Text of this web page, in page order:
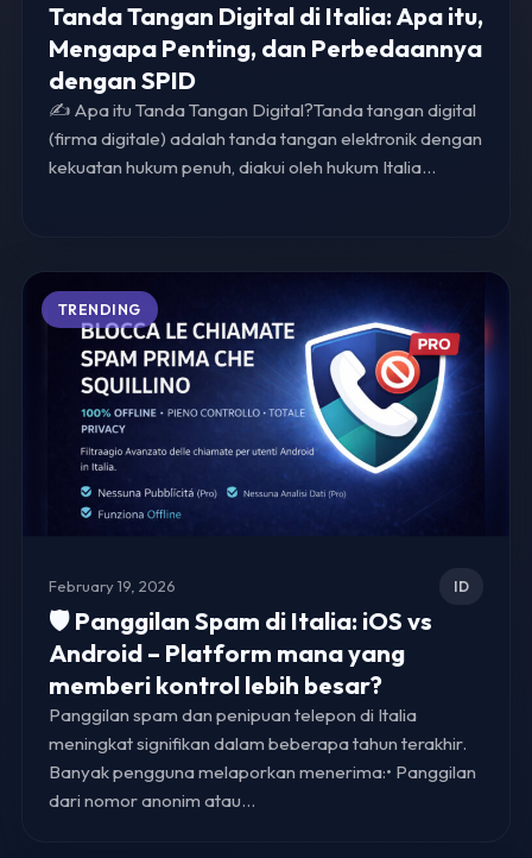
Tanda Tangan Digital di Italia: Apa itu,
Mengapa Penting, dan Perbedaannya
dengan SPID
✍️ Apa itu Tanda Tangan Digital?Tanda tangan digital
(firma digitale) adalah tanda tangan elektronik dengan
kekuatan hukum penuh, diakui oleh hukum Italia…
TRENDING
February 19, 2026 ID
🛡 Panggilan Spam di Italia: iOS vs
Android – Platform mana yang
memberi kontrol lebih besar?
Panggilan spam dan penipuan telepon di Italia
meningkat signifikan dalam beberapa tahun terakhir.
Banyak pengguna melaporkan menerima:• Panggilan
dari nomor anonim atau…